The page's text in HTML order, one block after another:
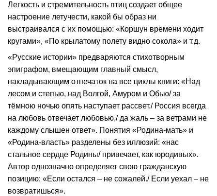
Легкость и стремительность птиц создает общее
настроение летучести, какой бы образ ни
выстраивался с их помощью: «Коршун времени ходит
кругами», «По крылатому полету видно сокола» и т.д.
«Русские истории» предваряются стихотворным
эпиграфом, вмещающим главный смысл,
накладывающим отпечаток на все циклы книги: «Над
лесом и степью, над Волгой, Амуром и Обью/ за
тёмною ночью опять наступает рассвет./ Россия всегда
на любовь отвечает любовью,/ да жаль – за ветрами не
каждому слышен ответ». Понятия «Родина-мать» и
«Родина-власть» разделены без иллюзий: «нас
стальное сердце Родины/ привечает, как юродивых».
Автор однозначно определяет свою гражданскую
позицию: «Если остался – не сожалей./ Если уехал – не
возвратишься».